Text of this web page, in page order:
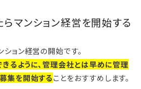
マンション経営を開始する
ョン経営の開始です。
るように、管理会社とは早めに管理
集を開始することをおすすめします。